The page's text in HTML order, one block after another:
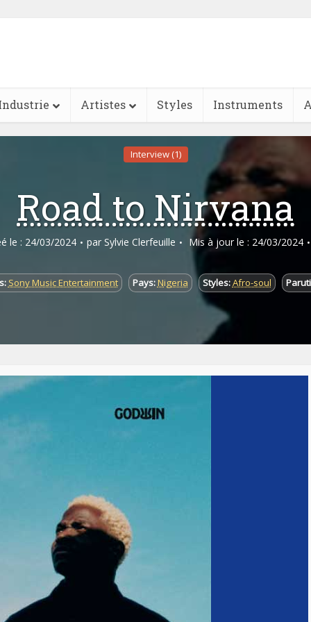
Artistes Styles Instruments
Interview (1)
Road to Nirvana
le : 24/03/2024 par Sylvie Clerfeuille Mis à jour le : 24/03/2024
Sony Music Entertainment Pays:Nigeria Styles:Afro-soul